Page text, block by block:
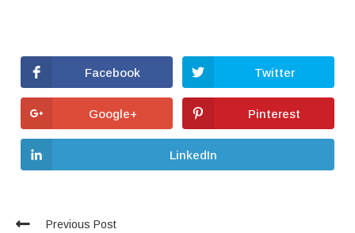
Facebook Twitter
Google+ Pinterest
LinkedIn
Previous Post